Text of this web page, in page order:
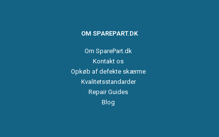
OM SPAREPART.DK
Om SparePart.dk
Kontakt os
Opkøb af defekte skærme
Kvalitetsstandarder
Repair Guides
Blog